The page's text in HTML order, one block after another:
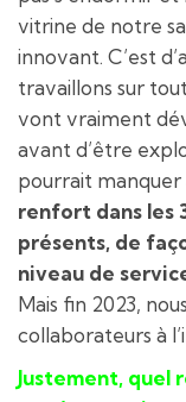
vitrine de notre
innovant. C’est
travaillons sur
vont vraiment
avant d’être
pourrait
renfort dans les
présents, de
niveau de
Mais fin 2023,
collaborateurs à
Justement, quel